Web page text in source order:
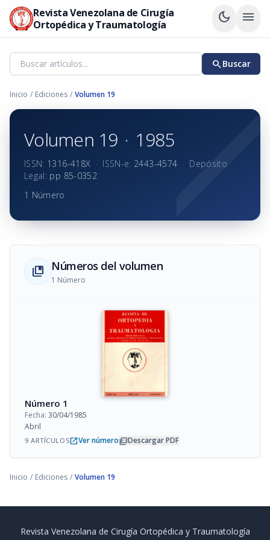
Revista Venezolana de Cirugía
Ortopédica y Traumatología
dark_mode menu
searchBuscar
Inicio / Ediciones / Volumen 19
Volumen 19 · 1985
ISSN: 1316-418X · ISSN-e: 2443-4574 · Depósito
Legal: pp 85-0352
1 Número
collections_bookmark Números del volumen
1 Número
Número 1
Fecha: 30/04/1985
Abril
9 ARTÍCULOSopen_in_newVer númeropicture_as_pdfDescargar PDF
Inicio / Ediciones / Volumen 19
Revista Venezolana de Cirugía Ortopédica y Traumatología